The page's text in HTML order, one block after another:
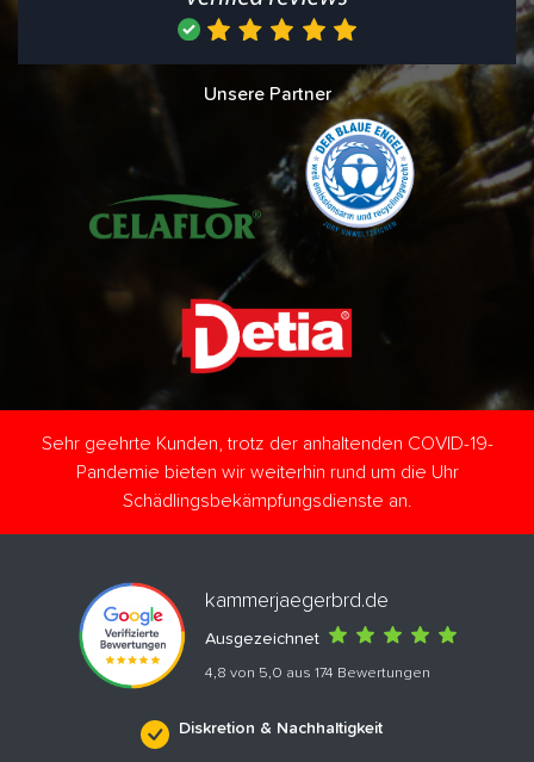
Unsere Partner
Sehr geehrte Kunden, trotz der anhaltenden COVID-19-
Pandemie bieten wir weiterhin rund um die Uhr
Schädlingsbekämpfungsdienste an.
kammerjaegerbrd.de
Ausgezeichnet
4,8 von 5,0 aus 174 Bewertungen
Diskretion & Nachhaltigkeit